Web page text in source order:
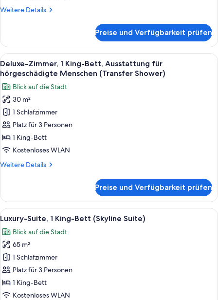
anzeigen
Weitere Details
Weitere
Suite,
1 King-
Bett
(Governors
Suite)
Preise und Verfügbarkeit prüfen
Alle
Fotos
für
Deluxe-
Zimmer,
1 King-
Bett,
Ausstattung
für
Menschen
anzeigen
Ein Hotelzimmer mit einem großen
6
Deluxe-Zimmer, 1 King-Bett, Ausstattung für
hörgeschädigte Menschen (Transfer Shower)
Blick auf die Stadt
30 m²
1 Schlafzimmer
Platz für 3 Personen
1 King-Bett
Kostenloses WLAN
Weitere Details
Weitere
Zimmer,
1 King-
Bett,
Ausstattung
für
hörgeschädigte
Menschen
(Transfer
Shower)
Preise und Verfügbarkeit prüfen
Alle
Fotos
für
Luxury-
Suite,
1 King-
Bett
(Skyline
Ein ordentlich bezogenes Bett mit
8
Luxury-Suite, 1 King-Bett (Skyline Suite)
Blick auf die Stadt
65 m²
1 Schlafzimmer
Platz für 3 Personen
1 King-Bett
Kostenloses WLAN